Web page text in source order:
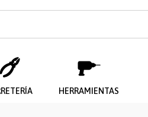
HERRAMIENTAS